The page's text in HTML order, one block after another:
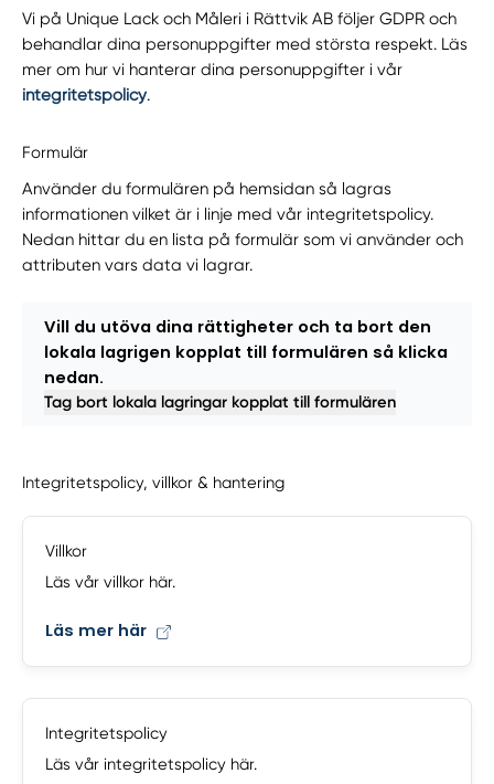
Vi på Unique Lack och Måleri i Rättvik AB följer GDPR och
behandlar dina personuppgifter med största respekt. Läs
mer om hur vi hanterar dina personuppgifter i vår
integritetspolicy.
Formulär
Använder du formulären på hemsidan så lagras
informationen vilket är i linje med vår integritetspolicy.
Nedan hittar du en lista på formulär som vi använder och
attributen vars data vi lagrar.
Vill du utöva dina rättigheter och ta bort den
lokala lagrigen kopplat till formulären så klicka
nedan.
Tag bort lokala lagringar kopplat till formulären
Integritetspolicy, villkor & hantering
Villkor
Läs vår villkor här.
Läs mer här
Integritetspolicy
Läs vår integritetspolicy här.